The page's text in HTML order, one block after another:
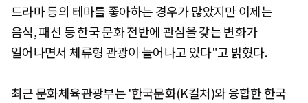
드라마 등의 테마를 좋아하는 경우가 많았지만 이제는
음식, 패션 등 한국 문화 전반에 관심을 갖는 변화가
일어나면서 체류형 관광이 늘어나고 있다"고 밝혔다.
최근 문화체육관광부는 '한국문화(K컬처)와 융합한 한국